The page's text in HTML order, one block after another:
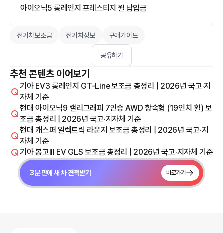
아이오닉5 롱레인지 프레스티지 월 납입금
전기차보조금 전기차정보 구매가이드
공유하기
추천 콘텐츠 이어보기
기아 EV3 롱레인지 GT-Line 보조금 총정리 | 2026년 국고·지
자체 기준
현대 아이오닉9 캘리그래피 7인승 AWD 항속형 (19인치 휠) 보
조금 총정리 | 2026년 국고·지자체 기준
현대 캐스퍼 일렉트릭 라운지 보조금 총정리 | 2026년 국고·지
자체 기준
기아 봉고III EV GLS 보조금 총정리 | 2026년 국고·지자체 기준
3분 만에 새 차 견적받기 바로가기